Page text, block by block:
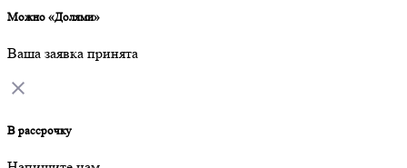
Можно «Долями»
Ваша заявка принята
В рассрочку